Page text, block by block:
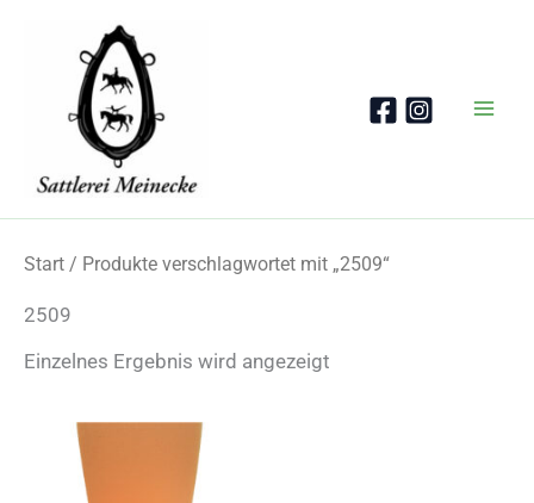
Start / Produkte verschlagwortet mit „2509“
2509
Einzelnes Ergebnis wird angezeigt